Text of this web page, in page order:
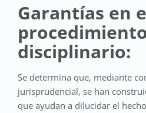
Garantías en
disciplinario:
Se determina que, mediante
jurisprudencial, se han
que ayudan a dilucidar el